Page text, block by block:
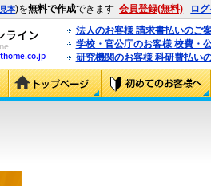
見本)を無料で作成できます 会員登録(無料) ロ
法人のお客様 請求書払いのご
学校・官公庁のお客様 校費・
研究機関のお客様 科研費払い